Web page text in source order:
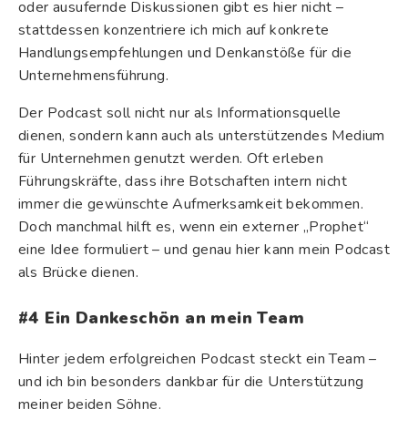
oder ausufernde Diskussionen gibt es hier nicht –
stattdessen konzentriere ich mich auf konkrete
Handlungsempfehlungen und Denkanstöße für die
Unternehmensführung.
Der Podcast soll nicht nur als Informationsquelle
dienen, sondern kann auch als unterstützendes Medium
für Unternehmen genutzt werden. Oft erleben
Führungskräfte, dass ihre Botschaften intern nicht
immer die gewünschte Aufmerksamkeit bekommen.
Doch manchmal hilft es, wenn ein externer „Prophet“
eine Idee formuliert – und genau hier kann mein Podcast
als Brücke dienen.
#4 Ein Dankeschön an mein Team
Hinter jedem erfolgreichen Podcast steckt ein Team –
und ich bin besonders dankbar für die Unterstützung
meiner beiden Söhne.